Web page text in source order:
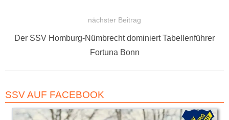
nächster Beitrag
Nächster
Der SSV Homburg-Nümbrecht dominiert Tabellenführer
Fortuna Bonn
SSV AUF FACEBOOK